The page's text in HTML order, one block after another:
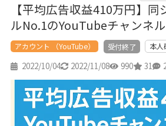
【平均広告収益410万円】
ルNo.1のYouTubeチャンネ
アカウント （YouTube） 受付終了 本人
2022/10/04 2022/11/08 990 31